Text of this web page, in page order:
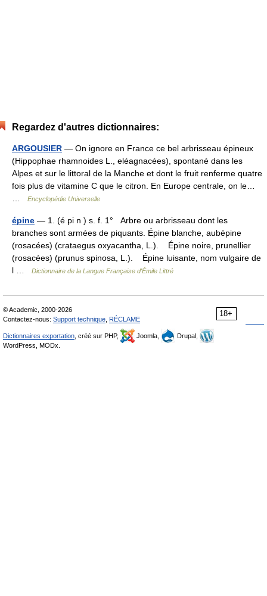
Regardez d'autres dictionnaires:
ARGOUSIER — On ignore en France ce bel arbrisseau épineux
(Hippophae rhamnoides L., eléagnacées), spontané dans les
Alpes et sur le littoral de la Manche et dont le fruit renferme quatre
fois plus de vitamine C que le citron. En Europe centrale, on le…
…
Encyclopédie Universelle
épine — 1. (é pi n ) s. f. 1° Arbre ou arbrisseau dont les
branches sont armées de piquants. Épine blanche, aubépine
(rosacées) (crataegus oxyacantha, L.). Épine noire, prunellier
(rosacées) (prunus spinosa, L.). Épine luisante, nom vulgaire de
l …
Dictionnaire de la Langue Française d'Émile Littré
18+
© Academic, 2000-2026
Contactez-nous: Support technique RÉCLAME
Dictionnaires exportation , créé sur PHP, Joomla,
Drupal,
WordPress, MODx.